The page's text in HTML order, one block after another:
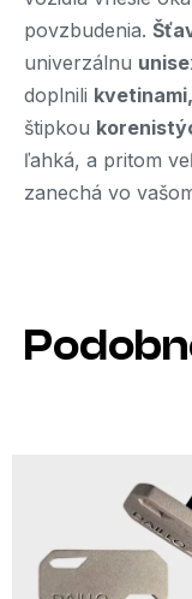
povzbudenia.
univerzálnu
doplnili
štipkou
ľahká, a pritom
zanechá vo